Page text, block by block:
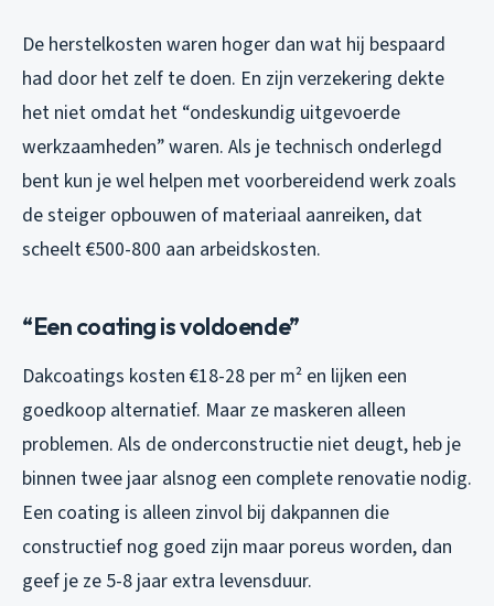
De herstelkosten waren hoger dan wat hij bespaard
had door het zelf te doen. En zijn verzekering dekte
het niet omdat het “ondeskundig uitgevoerde
werkzaamheden” waren. Als je technisch onderlegd
bent kun je wel helpen met voorbereidend werk zoals
de steiger opbouwen of materiaal aanreiken, dat
scheelt €500-800 aan arbeidskosten.
“Een coating is voldoende”
Dakcoatings kosten €18-28 per m² en lijken een
goedkoop alternatief. Maar ze maskeren alleen
problemen. Als de onderconstructie niet deugt, heb je
binnen twee jaar alsnog een complete renovatie nodig.
Een coating is alleen zinvol bij dakpannen die
constructief nog goed zijn maar poreus worden, dan
geef je ze 5-8 jaar extra levensduur.